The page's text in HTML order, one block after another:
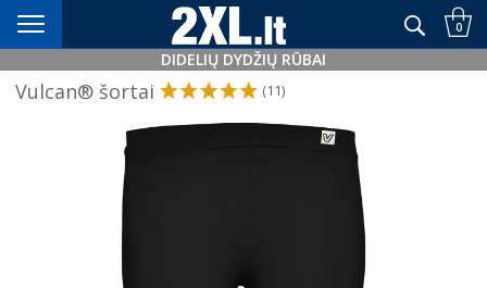
Didelių dydžių rūbai nuo XXL+ 0
DIDELIŲ DYDŽIŲ RŪBAI
Vulcan® šortai (11)